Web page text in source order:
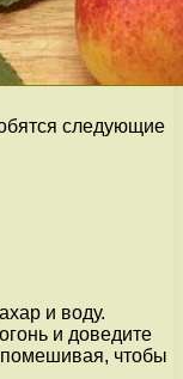
следующие
и воду.
и доведите
помешивая, чтобы